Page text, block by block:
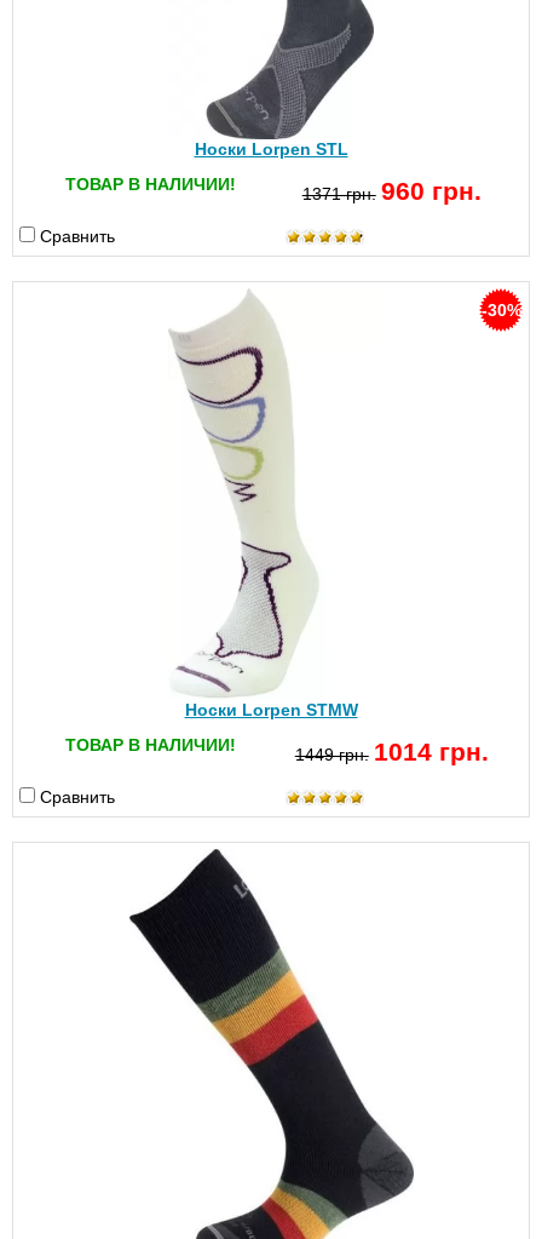
Носки Lorpen STL
ТОВАР В НАЛИЧИИ!
1371 грн. 960 грн.
Сравнить
-30%
Носки Lorpen STMW
ТОВАР В НАЛИЧИИ!
1449 грн. 1014 грн.
Сравнить